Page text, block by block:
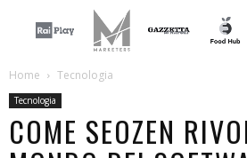
Home Tecnologia
Tecnologia
COME SEOZEN